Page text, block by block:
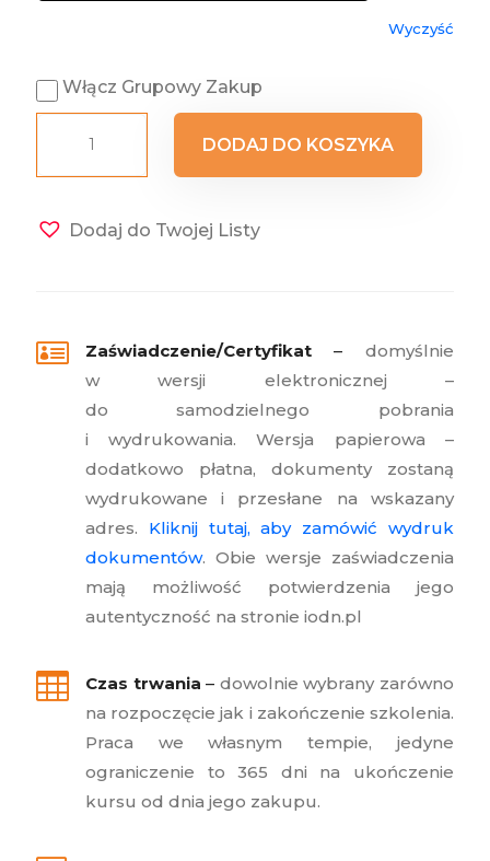
Wyczyść
Włącz Grupowy Zakup
placówce
oświatowej
DODAJ DO KOSZYKA
Dodaj do Twojej Listy
 Zaświadczenie/Certyfikat– domyślnie
w wersji elektronicznej –
do samodzielnego pobrania
i wydrukowania. Wersja papierowa –
dodatkowo płatna, dokumenty zostaną
wydrukowane i przesłane na wskazany
adres. Kliknij tutaj, aby zamówić wydruk
dokumentów. Obie wersje zaświadczenia
mają możliwość potwierdzenia jego
autentyczność na stronie iodn.pl
 Czas trwania– dowolnie wybrany zarówno
na rozpoczęcie jak i zakończenie szkolenia.
Praca we własnym tempie, jedyne
ograniczenie to 365 dni na ukończenie
kursu od dnia jego zakupu.